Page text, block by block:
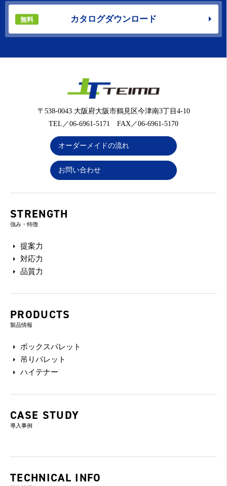
無料 カタログダウンロード
〒538-0043 大阪府大阪市鶴見区今津南3丁目4-10
TEL／06-6961-5171 FAX／06-6961-5170
オーダーメイドの流れ
お問い合わせ
STRENGTH
強み・特徴
提案力
対応力
品質力
PRODUCTS
製品情報
ボックスパレット
吊りパレット
ハイテナー
CASE STUDY
導入事例
TECHNICAL INFO